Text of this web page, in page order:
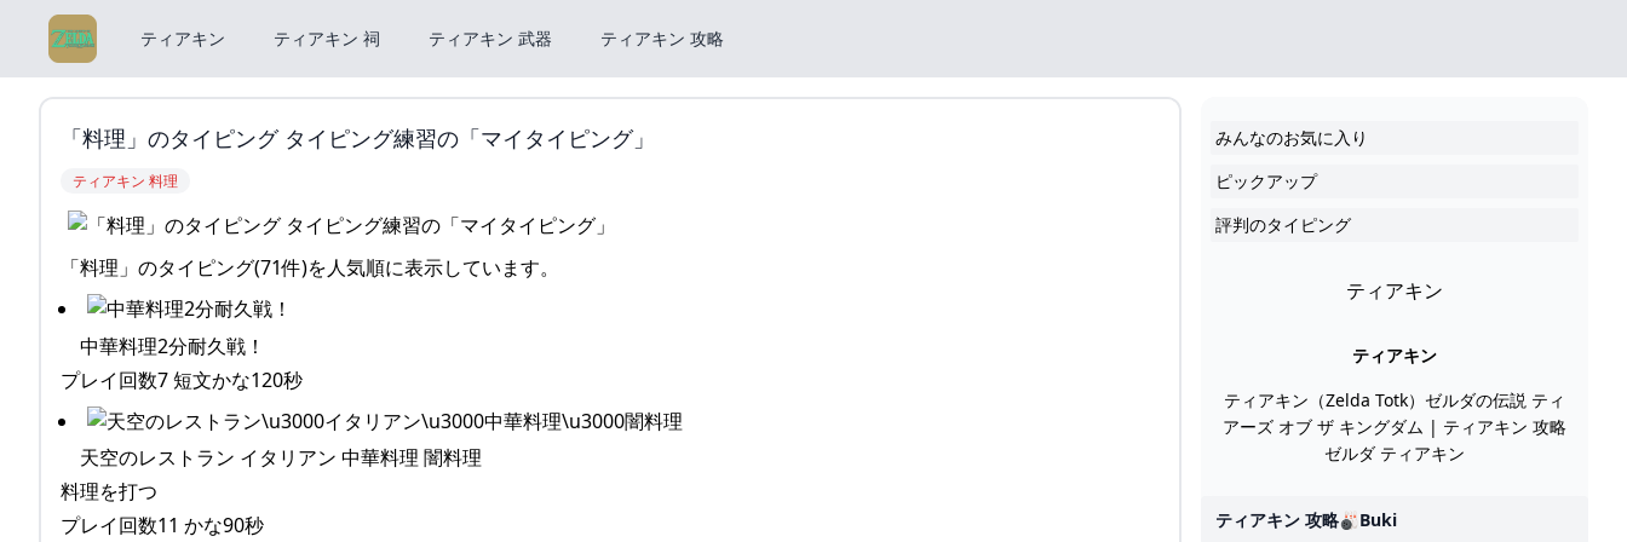
ティアキン ティアキン 祠 ティアキン 武器 ティアキン 攻略
「料理」のタイピング タイピング練習の「マイタイピング」
ティアキン 料理
「料理」のタイピング(71件)を人気順に表示しています。
中華料理2分耐久戦！
プレイ回数7 短文かな120秒
天空のレストラン イタリアン 中華料理 闇料理
料理を打つ
プレイ回数11 かな90秒
みんなのお気に入り
ピックアップ
評判のタイピング
ティアキン
ティアキン
ティアキン（Zelda Totk）ゼルダの伝説 ティ
アーズ オブ ザ キングダム | ティアキン 攻略
ゼルダ ティアキン
ティアキン 攻略🎳buki